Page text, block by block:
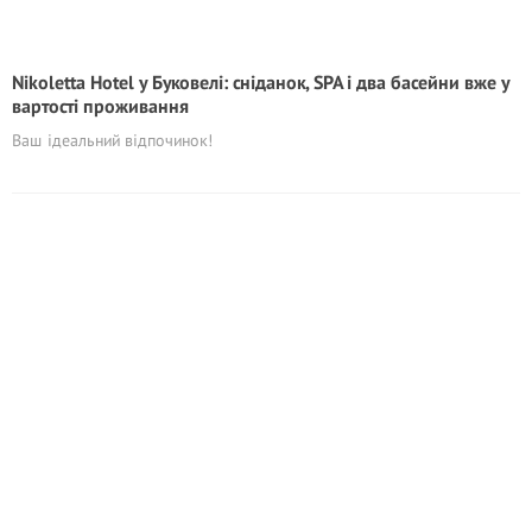
Nikoletta Hotel у Буковелі: сніданок, SPA і два басейни вже у
вартості проживання
Ваш ідеальний відпочинок!